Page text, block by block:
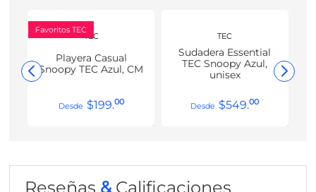
Favoritos TEC
TEC
Playera Casual
Snoopy TEC Azul, CM
$199.00
TEC
Sudadera Essential
TEC Snoopy Azul,
unisex
$549.00
Reseñas &Calificaciones